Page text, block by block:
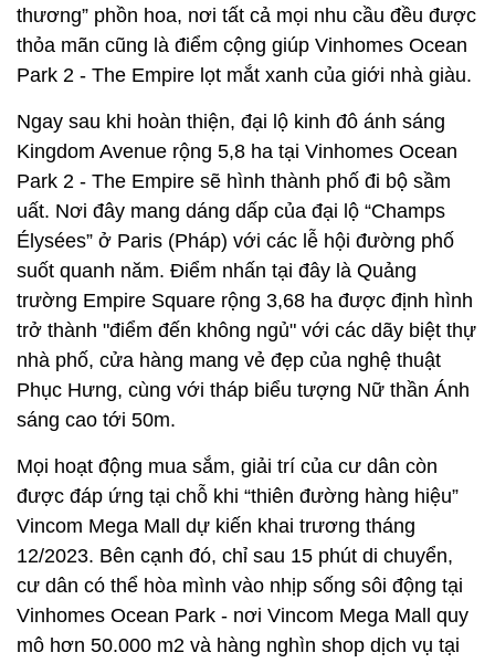
thương” phồn hoa, nơi tất cả mọi nhu cầu đều được
thỏa mãn cũng là điểm cộng giúp Vinhomes Ocean
Park 2 - The Empire lọt mắt xanh của giới nhà giàu.
Ngay sau khi hoàn thiện, đại lộ kinh đô ánh sáng
Kingdom Avenue rộng 5,8 ha tại Vinhomes Ocean
Park 2 - The Empire sẽ hình thành phố đi bộ sầm
uất. Nơi đây mang dáng dấp của đại lộ “Champs
Élysées” ở Paris (Pháp) với các lễ hội đường phố
suốt quanh năm. Điểm nhấn tại đây là Quảng
trường Empire Square rộng 3,68 ha được định hình
trở thành "điểm đến không ngủ" với các dãy biệt thự
nhà phố, cửa hàng mang vẻ đẹp của nghệ thuật
Phục Hưng, cùng với tháp biểu tượng Nữ thần Ánh
sáng cao tới 50m.
Mọi hoạt động mua sắm, giải trí của cư dân còn
được đáp ứng tại chỗ khi “thiên đường hàng hiệu”
Vincom Mega Mall dự kiến khai trương tháng
12/2023. Bên cạnh đó, chỉ sau 15 phút di chuyển,
cư dân có thể hòa mình vào nhịp sống sôi động tại
Vinhomes Ocean Park - nơi Vincom Mega Mall quy
mô hơn 50.000 m2 và hàng nghìn shop dịch vụ tại